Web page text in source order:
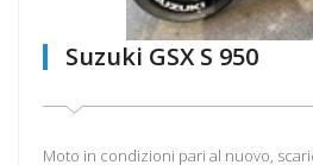
Suzuki GSX S 950
Moto in condizioni pari al nuovo,